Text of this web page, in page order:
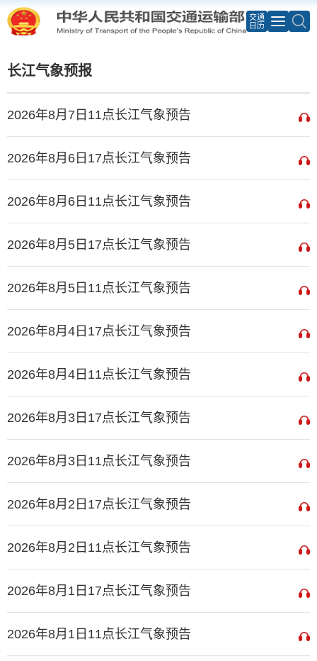
交通
日历
长江气象预报
2026年8月7日11点长江气象预告
2026年8月6日17点长江气象预告
2026年8月6日11点长江气象预告
2026年8月5日17点长江气象预告
2026年8月5日11点长江气象预告
2026年8月4日17点长江气象预告
2026年8月4日11点长江气象预告
2026年8月3日17点长江气象预告
2026年8月3日11点长江气象预告
2026年8月2日17点长江气象预告
2026年8月2日11点长江气象预告
2026年8月1日17点长江气象预告
2026年8月1日11点长江气象预告